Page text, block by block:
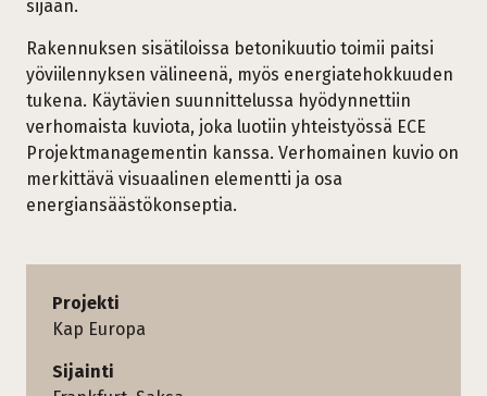
sijaan.
Rakennuksen sisätiloissa betonikuutio toimii paitsi
yöviilennyksen välineenä, myös energiatehokkuuden
tukena. Käytävien suunnittelussa hyödynnettiin
verhomaista kuviota, joka luotiin yhteistyössä ECE
Projektmanagementin kanssa. Verhomainen kuvio on
merkittävä visuaalinen elementti ja osa
energiansäästökonseptia.
Projekti
Kap Europa
Sijainti